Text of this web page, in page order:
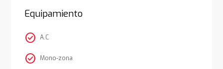
Equipamiento
check_circle A.C
check_circle Mono-zona